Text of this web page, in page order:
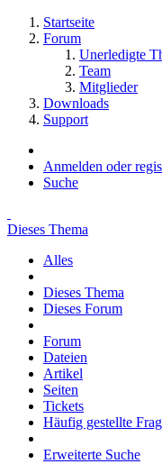
Startseite
Forum
Unerledigte
Team
Mitglieder
Downloads
Support
Anmelden oder
Suche
Dieses Thema
Alles
Dieses Thema
Dieses Forum
Forum
Dateien
Artikel
Seiten
Tickets
Häufig gestellte
Erweiterte Suche